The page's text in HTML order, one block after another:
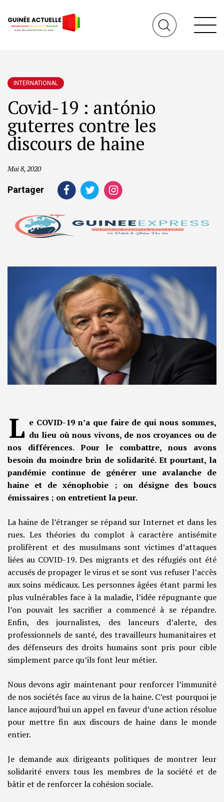
INTERNATIONAL
Covid-19 : antónio
guterres contre les
discours de haine
Mai 8, 2020
Partager
L e COVID-19 n’a que faire de qui nous sommes,
du lieu où nous vivons, de nos croyances ou de
nos différences. Pour le combattre, nous avons
besoin du moindre brin de solidarité. Et pourtant, la
pandémie continue de générer une avalanche de
haine et de xénophobie ; on désigne des boucs
émissaires ; on entretient la peur.
La haine de l’étranger se répand sur Internet et dans les
rues. Les théories du complot à caractère antisémite
prolifèrent et des musulmans sont victimes d’attaques
liées au COVID-19. Des migrants et des réfugiés ont été
accusés de propager le virus et se sont vus refuser l’accès
aux soins médicaux. Les personnes âgées étant parmi les
plus vulnérables face à la maladie, l’idée répugnante que
l’on pouvait les sacrifier a commencé à se répandre.
Enfin, des journalistes, des lanceurs d’alerte, des
professionnels de santé, des travailleurs humanitaires et
des défenseurs des droits humains sont pris pour cible
simplement parce qu’ils font leur métier.
Nous devons agir maintenant pour renforcer l’immunité
de nos sociétés face au virus de la haine. C’est pourquoi je
lance aujourd’hui un appel en faveur d’une action résolue
pour mettre fin aux discours de haine dans le monde
entier.
Je demande aux dirigeants politiques de montrer leur
solidarité envers tous les membres de la société et de
bâtir et de renforcer la cohésion sociale.